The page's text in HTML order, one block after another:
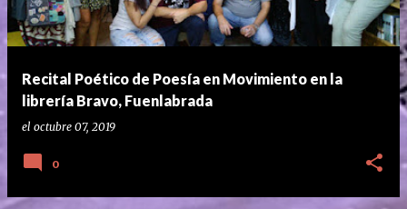
Recital Poético de Poesía en Movimiento en la
librería Bravo, Fuenlabrada
el octubre 07, 2019
0